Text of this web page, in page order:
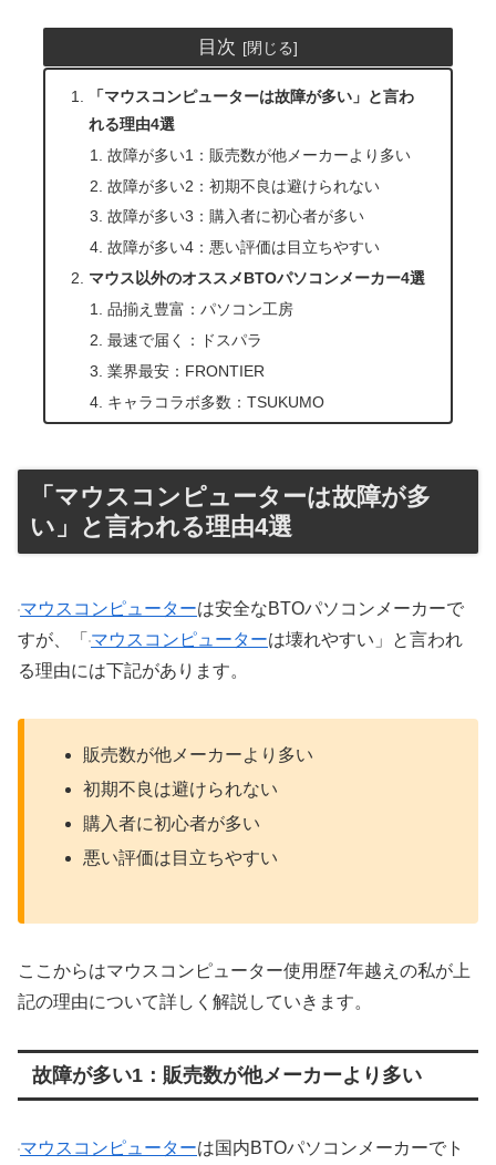
目次
「マウスコンピューターは故障が多い」と言わ
れる理由4選
故障が多い1：販売数が他メーカーより多い
故障が多い2：初期不良は避けられない
故障が多い3：購入者に初心者が多い
故障が多い4：悪い評価は目立ちやすい
マウス以外のオススメBTOパソコンメーカー4選
品揃え豊富：パソコン工房
最速で届く：ドスパラ
業界最安：FRONTIER
キャラコラボ多数：TSUKUMO
「マウスコンピューターは故障が多
い」と言われる理由4選
マウスコンピューターは安全なBTOパソコンメーカーで
すが、「 マウスコンピューターは壊れやすい」と言われ
る理由には下記があります。
販売数が他メーカーより多い
初期不良は避けられない
購入者に初心者が多い
悪い評価は目立ちやすい
ここからはマウスコンピューター使用歴7年越えの私が上
記の理由について詳しく解説していきます。
故障が多い1：販売数が他メーカーより多い
マウスコンピューターは国内BTOパソコンメーカーでト